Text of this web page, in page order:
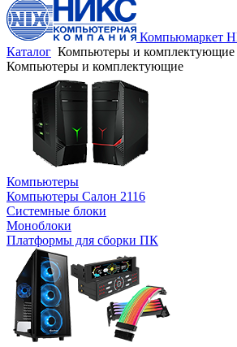
Компьюмаркет
Каталог Компьютеры и комплектующие
Компьютеры и комплектующие
Компьютеры
Компьютеры Салон 2116
Системные блоки
Моноблоки
Платформы для сборки ПК